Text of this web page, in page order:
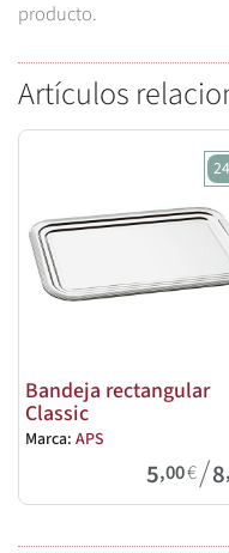
producto.
Artículos
Bandeja rectangular
Classic
Marca: APS
5,00€/8